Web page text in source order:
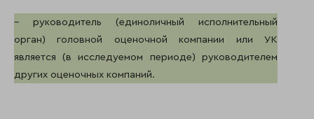
– руководитель (единоличный исполнительный
орган) головной оценочной компании или УК
является (в исследуемом периоде) руководителем
других оценочных компаний.